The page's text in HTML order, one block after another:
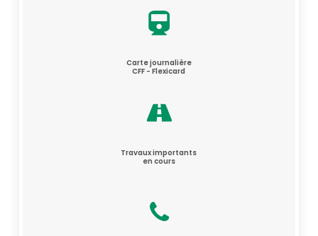
Carte journalière
CFF - Flexicard
Travaux importants
en cours